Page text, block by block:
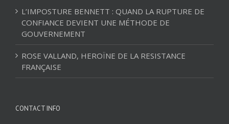
L’IMPOSTURE BENNETT : QUAND LA RUPTURE DE
CONFIANCE DEVIENT UNE MÉTHODE DE
GOUVERNEMENT
ROSE VALLAND, HEROÏNE DE LA RESISTANCE
FRANÇAISE
CONTACT INFO